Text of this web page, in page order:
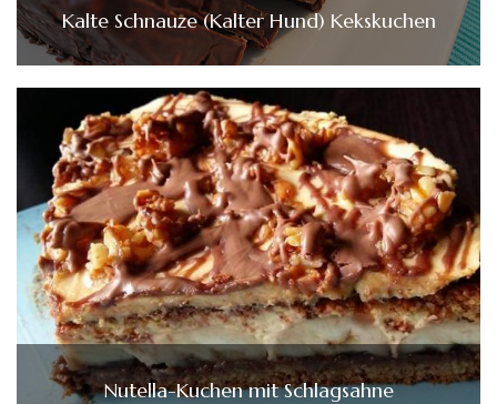
Kalte Schnauze (Kalter Hund) Kekskuchen
Nutella-Kuchen mit Schlagsahne